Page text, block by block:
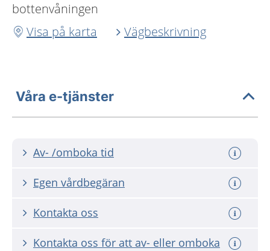
bottenvåningen
Visa på karta
Vägbeskrivning
Våra e-tjänster
Av- /omboka tid
Egen vårdbegäran
Kontakta oss
Kontakta oss för att av- eller omboka